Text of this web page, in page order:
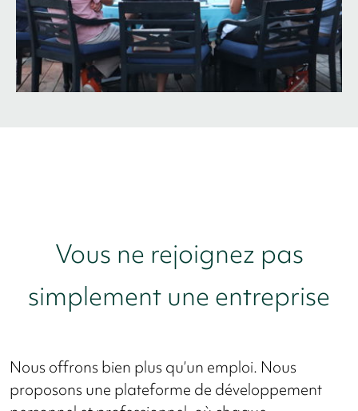
Vous ne rejoignez pas
simplement une entreprise
Nous offrons bien plus qu’un emploi. Nous
proposons une plateforme de développement